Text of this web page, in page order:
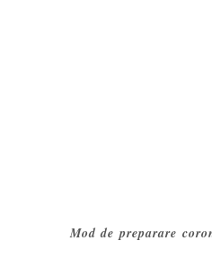
Mod de preparare